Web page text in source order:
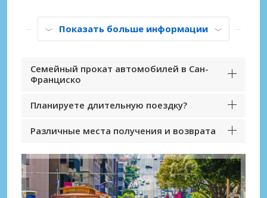
Показать больше информации
Семейный прокат автомобилей в Сан-
Франциско
Планируете длительную поездку?
Различные места получения и возврата